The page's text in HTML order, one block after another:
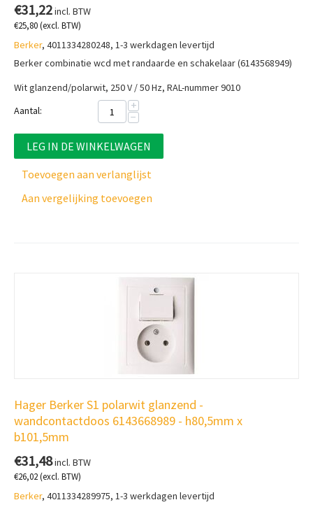
€31,22incl. BTW
€25,80(excl. BTW)
Berker, 4011334280248, 1-3 werkdagen levertijd
Berker combinatie wcd met randaarde en schakelaar (6143568949)
Wit glanzend/polarwit, 250 V / 50 Hz, RAL-nummer 9010
Aantal:
+
−
LEG IN DE WINKELWAGEN
Toevoegen aan verlanglijst
Aan vergelijking toevoegen
Hager Berker S1 polarwit glanzend -
wandcontactdoos 6143668989 - h80,5mm x
b101,5mm
€31,48incl. BTW
€26,02(excl. BTW)
Berker, 4011334289975, 1-3 werkdagen levertijd